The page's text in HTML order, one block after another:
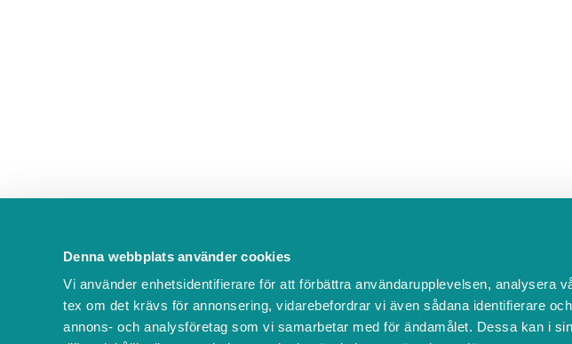
Denna webbplats använder cookies
Vi använder enhetsidentifierare för att förbättra användarupplevelsen, analysera
tex om det krävs för annonsering, vidarebefordrar vi även sådana identifierare
annons- och analysföretag som vi samarbetar med för ändamålet. Dessa kan i